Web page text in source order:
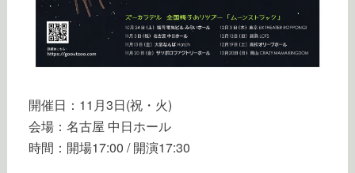
開催日：11月3日(祝・火)
会場：名古屋 中日ホール
時間：開場17:00 / 開演17:30